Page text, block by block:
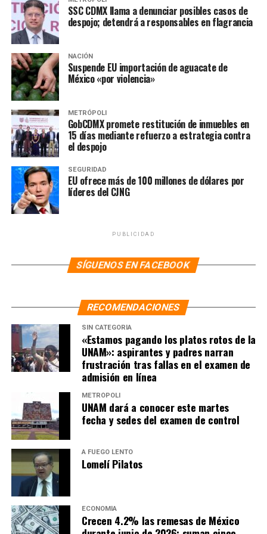
agua; 4.5% de tanques de regulación; 4.1% a muros y
gaviones; 2.5% a “acupuntura hídrica”; 1.5% obras de
control; y 1.3% a estudios y proyectos.
NOTAS RELACIONADAS: CDMX
CLARA BRUGADA
LA HOGUERA
SIGUIENTE
GobCDMX presenta “Tlaloque 2.0” para mitigar
afectaciones por lluvias
NO TE PIERDAS
«Durante el Mundial vamos a tener lluvias intensas, pero
condiciones adecuadas para su desarrollo»: Brugada
SSC CDMX llama a denunciar posibles casos de
despojo; detendrá a responsables en flagrancia
NACIÓN
Suspende EU importación de aguacate de
México «por violencia»
METRÓPOLI
GobCDMX promete restitución de inmuebles en
15 días mediante refuerzo a estrategia contra
el despojo
SEGURIDAD
EU ofrece más de 100 millones de dólares por
líderes del CJNG
PUBLICIDAD
SÍGUENOS EN FACEBOOK
RECOMENDACIONES
SIN CATEGORÍA
«Estamos pagando los platos rotos de la
UNAM»: aspirantes y padres narran
frustración tras fallas en el examen de
admisión en línea
METRÓPOLI
UNAM dará a conocer este martes
fecha y sedes del examen de control
A FUEGO LENTO
Lomelí Pilatos
ECONOMÍA
Crecen 4.2% las remesas de México